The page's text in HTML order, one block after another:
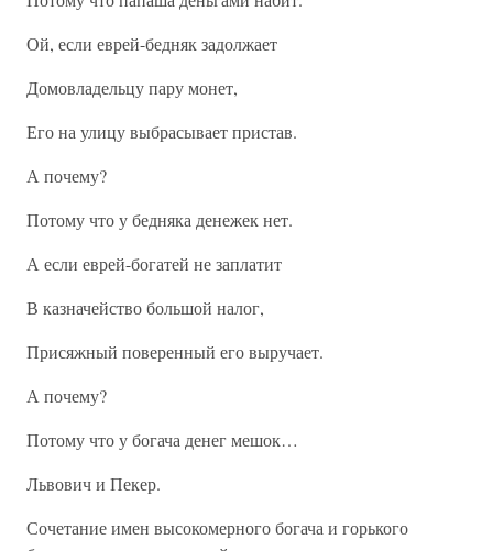
Ой, если еврей-бедняк задолжает
Домовладельцу пару монет,
Его на улицу выбрасывает пристав.
А почему?
Потому что у бедняка денежек нет.
А если еврей-богатей не заплатит
В казначейство большой налог,
Присяжный поверенный его выручает.
А почему?
Потому что у богача денег мешок…
Львович и Пекер.
Сочетание имен высокомерного богача и горького